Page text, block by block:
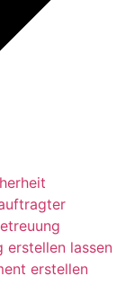
erstellen lassen
erstellen